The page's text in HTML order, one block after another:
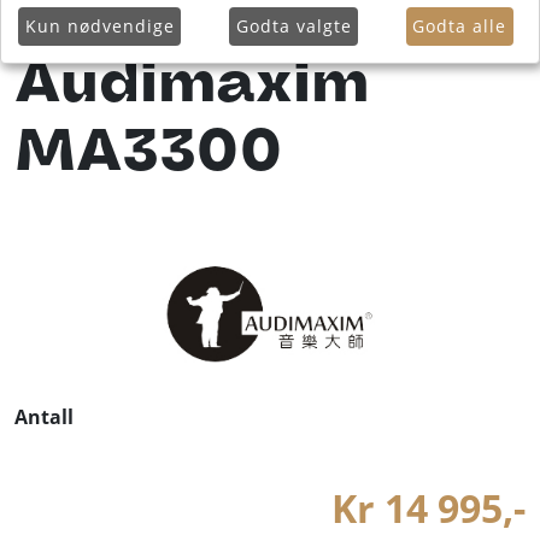
Audimaxim
MA3300
Antall
Kr 14 995,-
Kun nødvendige Godta valgte Godta alle